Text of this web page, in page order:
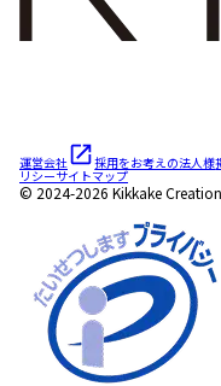
運営会社 採用をお考えの法人様
リシーサイトマップ
© 2024-2026 Kikkake